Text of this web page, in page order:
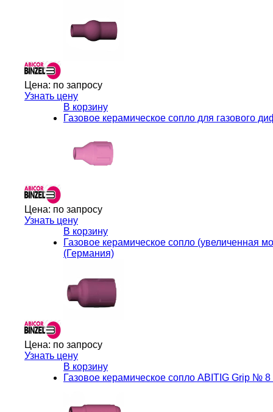
Цена: по запросу
Узнать цену
В корзину
Газовое керамическое сопло для газового
Цена: по запросу
Узнать цену
В корзину
Газовое керамическое сопло (увеличенная
(Германия)
Цена: по запросу
Узнать цену
В корзину
Газовое керамическое сопло ABITIG Grip №